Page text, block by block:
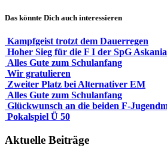
Das könnte Dich auch interessieren
Kampfgeist trotzt dem Dauerregen
Hoher Sieg für die F I der SpG
Alles Gute zum Schulanfang
Wir gratulieren
Zweiter Platz bei Alternativer EM
Alles Gute zum Schulanfang
Glückwunsch an die beiden F-
Pokalspiel Ü 50
Aktuelle Beiträge